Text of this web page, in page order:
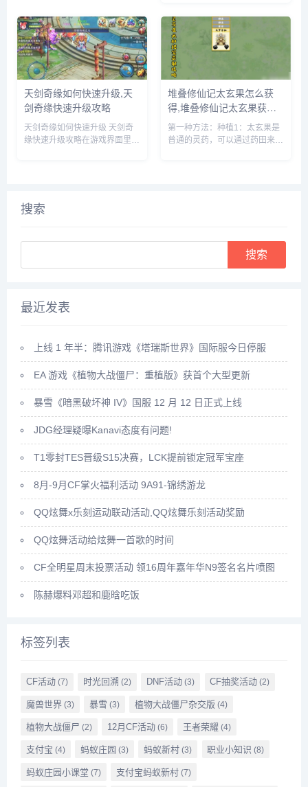
间进行了多次深入讨论。在交流
过程中，何小鹏对小米YU7的...
狂欢嘉年华，更集结了旗下产品
为全球玩家带来了庆生版本更新
及包含616...
天剑奇缘如何快速升级,天
剑奇缘快速升级攻略
天剑奇缘如何快速升级 天剑奇
缘快速升级攻略在游戏界面里，
悬赏任务，完成这些任务后，就
可以...
堆叠修仙记太玄果怎么获
得,堆叠修仙记太玄果获得
方法
第一种方法：种植1：太玄果是
普通的灵药，可以通过药田来种
搜索
最近发表
上线 1 年半：腾讯游戏《塔瑞斯世界》国际服今日停服
EA 游戏《植物大战僵尸：重植版》获首个大型更新
暴雪《暗黑破坏神 IV》国服 12 月 12 日正式上线
JDG经理疑曝Kanavi态度有问题!
T1零封TES晋级S15决赛，LCK提前锁定冠军宝座
8月-9月CF掌火福利活动 9A91-锦绣游龙
QQ炫舞x乐刻运动联动活动,QQ炫舞乐刻活动奖励
QQ炫舞活动给炫舞一首歌的时间
CF全明星周末投票活动 领16周年嘉年华N9签名名片喷图
陈赫爆料邓超和鹿晗吃饭
标签列表
CF活动(7) 时光回溯 (2) DNF活动 (3) CF抽奖活动 (2)
魔兽世界(3) 暴雪 (3) 植物大战僵尸杂交版 (4)
植物大战僵尸 (2) 12月CF活动(6) 王者荣耀 (4)
支付宝 (4) 蚂蚁庄园 (3) 蚂蚁新村 (3) 职业小知识 (8)
蚂蚁庄园小课堂 (7) 支付宝蚂蚁新村(7)